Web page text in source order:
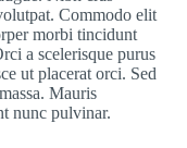
Commodo elit
morbi tincidunt
a scelerisque purus
ut placerat orci. Sed
Mauris
nunc pulvinar.